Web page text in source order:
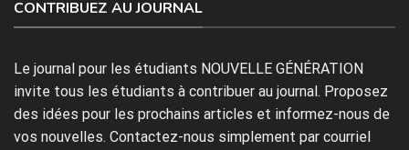
CONTRIBUEZ AU JOURNAL
Le journal pour les étudiants NOUVELLE GÉNÉRATION
invite tous les étudiants à contribuer au journal. Proposez
des idées pour les prochains articles et informez-nous de
vos nouvelles. Contactez-nous simplement par courriel